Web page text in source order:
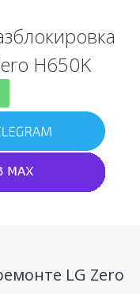
H650K
LG Zero